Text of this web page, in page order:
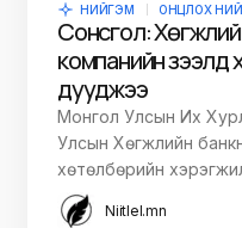
НИЙГЭМ ОНЦЛОХ
Сонсгол:
компанийн зээлд
дууджээ
Монгол Улсын Их
Улсын Хөгжлийн
хөтөлбөрийн
Niitlel.mn